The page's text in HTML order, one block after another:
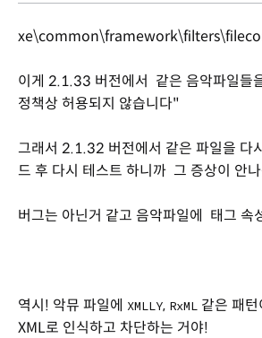
이게 2.1.33 버전에서 같은 음악파일들
정책상 허용되지 않습니다"
그래서 2.1.32 버전에서 같은 파일을 다
드 후 다시 테스트 하니까 그 증상이 안
버그는 아닌거 같고 음악파일에 태그 속
역시! 악뮤 파일에 XMLLY, RxML 같은 패
XML로 인식하고 차단하는 거야!